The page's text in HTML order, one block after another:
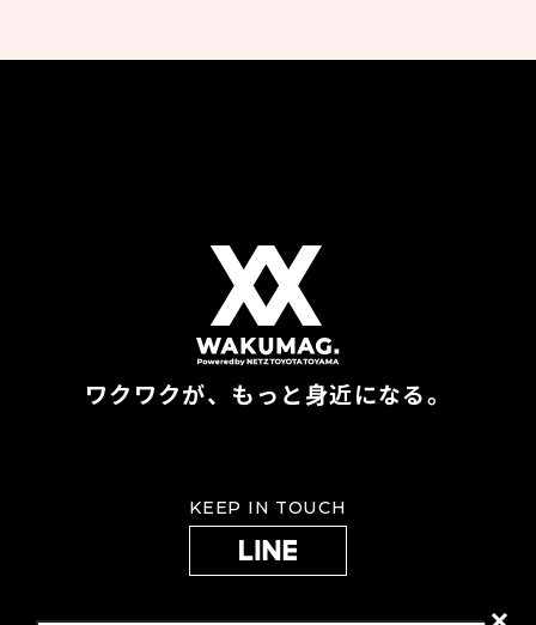
KEEP IN TOUCH
ワクワクが、もっと身近になる。